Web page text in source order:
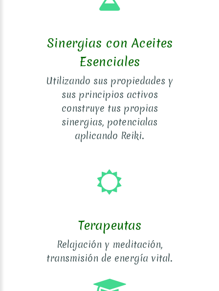
Sinergias con Aceites
Esenciales
Utilizando sus propiedades y
sus principios activos
construye tus propias
sinergias, potencialas
aplicando Reiki.
Terapeutas
Relajación y meditación,
transmisión de energía vital.